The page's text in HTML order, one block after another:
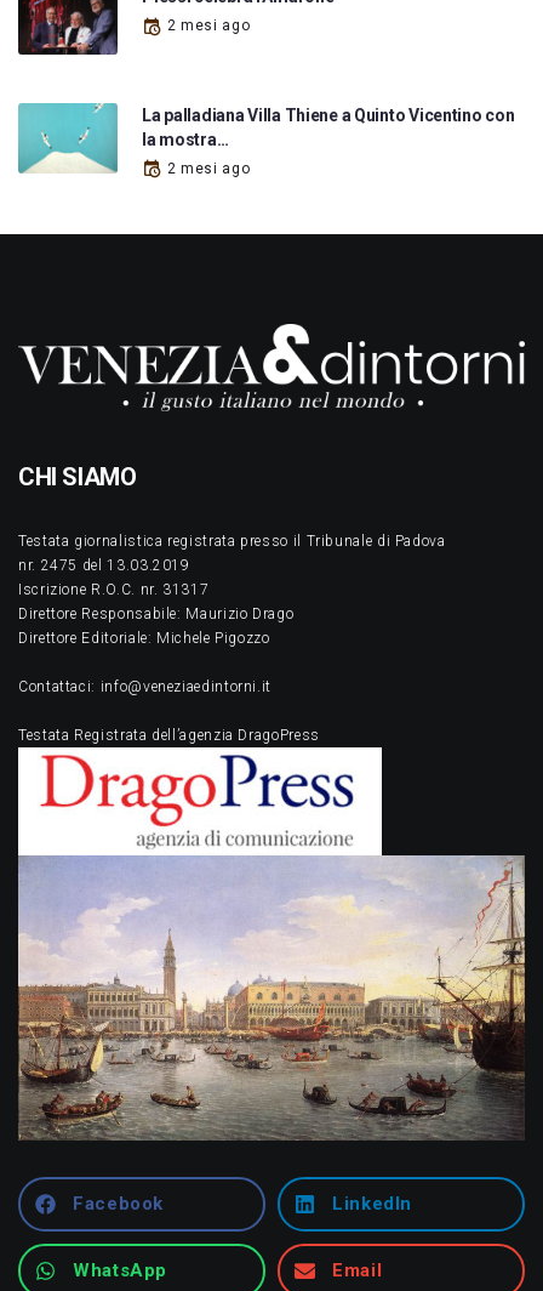
2 mesi ago
La palladiana Villa Thiene a Quinto Vicentino con
la mostra…
2 mesi ago
CHI SIAMO
Testata giornalistica registrata presso il Tribunale di Padova
nr. 2475 del 13.03.2019
Iscrizione R.O.C. nr. 31317
Direttore Responsabile: Maurizio Drago
Direttore Editoriale: Michele Pigozzo
Contattaci: info@veneziaedintorni.it
Testata Registrata dell’agenzia DragoPress
Facebook LinkedIn
WhatsApp Email